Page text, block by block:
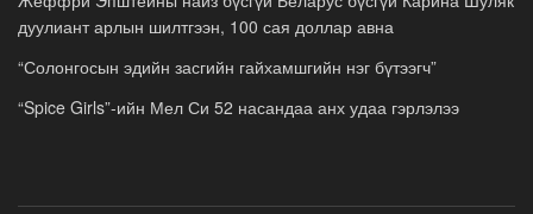
дуулиант арлын шилтгээн, 100 сая доллар авна
“Солонгосын эдийн засгийн гайхамшгийн нэг бүтээгч”
“Spice Girls”-ийн Мел Си 52 насандаа анх удаа гэрлэлээ